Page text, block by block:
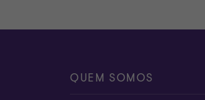
QUEM SOMOS